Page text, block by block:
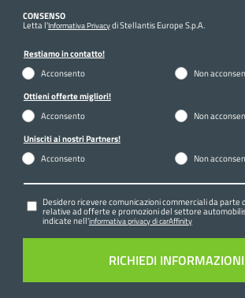
CONSENSO
Letta l'Informativa Privacydi Stellantis Europe S.p.A.
Restiamo in contatto!
Acconsento Non
Ottieni offerte migliori!
Acconsento Non
Unisciti ai nostri Partners!
Acconsento Non
Desidero ricevere comunicazioni commerciali da parte
relative ad offerte e promozioni del settore
indicate nell'informativa privacy di carAffinity